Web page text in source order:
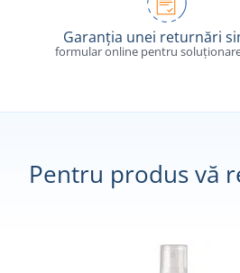
Garanția unei returnări
formular online pentru
Pentru produs vă